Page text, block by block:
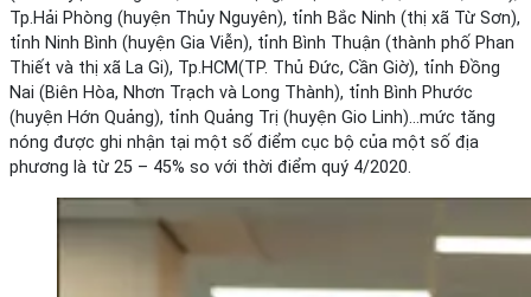
Tp.Hải Phòng (huyện Thủy Nguyên), tỉnh Bắc Ninh (thị xã Từ Sơn),
tỉnh Ninh Bình (huyện Gia Viễn), tỉnh Bình Thuận (thành phố Phan
Thiết và thị xã La Gi), Tp.HCM(TP. Thủ Đức, Cần Giờ), tỉnh Đồng
Nai (Biên Hòa, Nhơn Trạch và Long Thành), tỉnh Bình Phước
(huyện Hớn Quảng), tỉnh Quảng Trị (huyện Gio Linh)…mức tăng
nóng được ghi nhận tại một số điểm cục bộ của một số địa
phương là từ 25 – 45% so với thời điểm quý 4/2020.